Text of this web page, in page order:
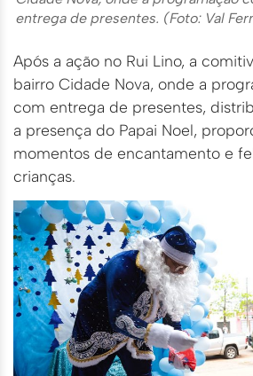
entrega de presentes. (Foto: Val
Após a ação no Rui Lino, a
bairro Cidade Nova, onde a
com entrega de presentes,
a presença do Papai Noel,
momentos de encantamento e
crianças.